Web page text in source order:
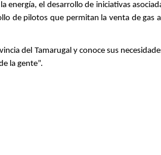
el desarrollo de iniciativas
de pilotos que permitan la venta de gas
del Tamarugal y conoce sus
la gente”.